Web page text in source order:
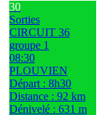
30
Sorties
CIRCUIT 36
groupe 1
08:30
PLOUVIEN
Départ : 8h30
Distance : 92 km
Dénivelé : 631 m